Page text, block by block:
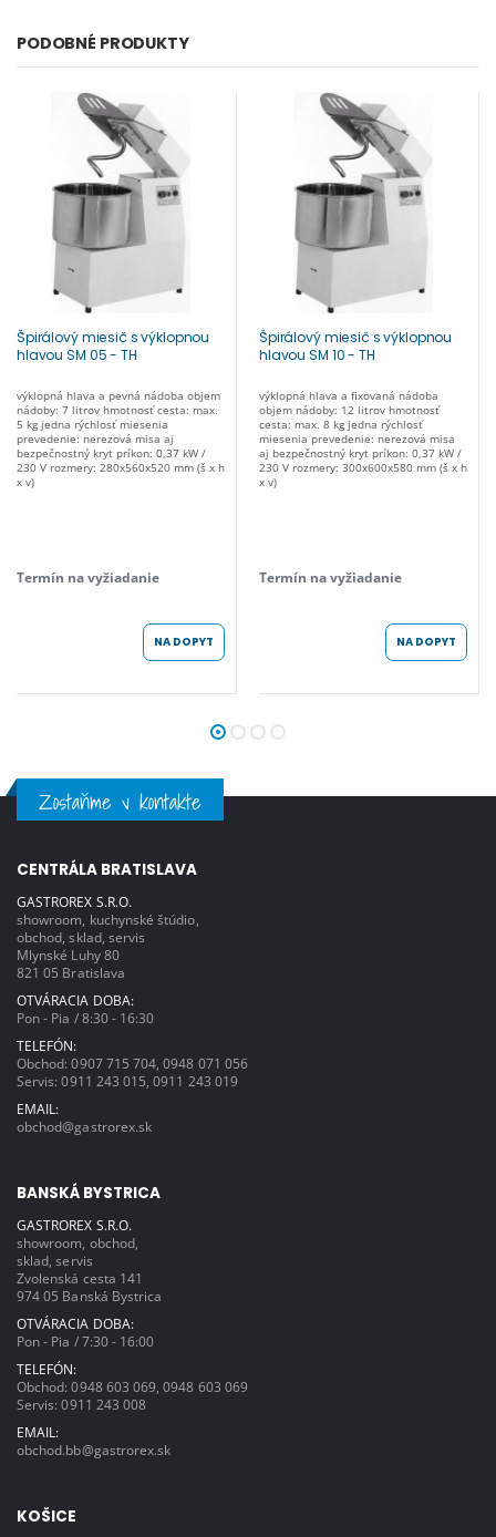
PODOBNÉ PRODUKTY
Špirálový miesič s výklopnou
hlavou SM 05 - TH
výklopná hlava a pevná nádoba objem
nádoby: 7 litrov hmotnosť cesta: max.
5 kg jedna rýchlosť miesenia
prevedenie: nerezová misa aj
bezpečnostný kryt príkon: 0,37 kW /
230 V rozmery: 280x560x520 mm (š x h
x v)
Termín na vyžiadanie
NA DOPYT
Špirálový miesič s výklopnou
hlavou SM 10 - TH
výklopná hlava a fixovaná nádoba
objem nádoby: 12 litrov hmotnosť
cesta: max. 8 kg jedna rýchlosť
miesenia prevedenie: nerezová misa
aj bezpečnostný kryt príkon: 0,37 kW /
230 V rozmery: 300x600x580 mm (š x h
x v)
Termín na vyžiadanie
NA DOPYT
Zostaňme v kontakte
CENTRÁLA BRATISLAVA
GASTROREX S.R.O.
showroom, kuchynské štúdio,
obchod, sklad, servis
Mlynské Luhy 80
821 05 Bratislava
OTVÁRACIA DOBA:
Pon - Pia / 8:30 - 16:30
TELEFÓN:
Obchod:0907 715 704 ,0948 071 056
Servis:0911 243 015 ,0911 243 019
EMAIL:
obchod@gastrorex.sk
BANSKÁ BYSTRICA
GASTROREX S.R.O.
showroom, obchod,
sklad, servis
Zvolenská cesta 141
974 05 Banská Bystrica
OTVÁRACIA DOBA:
Pon - Pia / 7:30 - 16:00
TELEFÓN:
Obchod:0948 603 069 ,0948 603 069
Servis:0911 243 008
EMAIL:
obchod.bb@gastrorex.sk
KOŠICE